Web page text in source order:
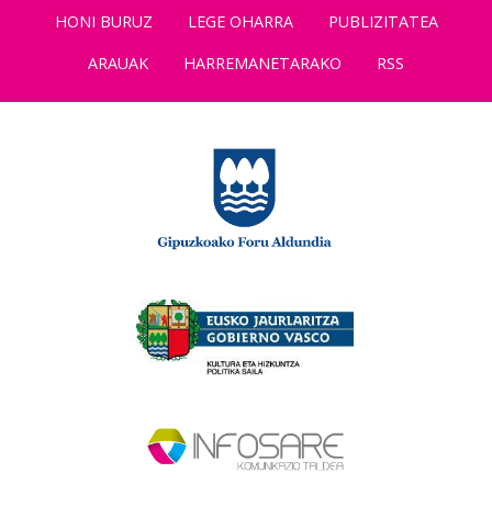
HONI BURUZ LEGE OHARRA
PUBLIZITATEA
ARAUAK
HARREMANETARAKO RSS